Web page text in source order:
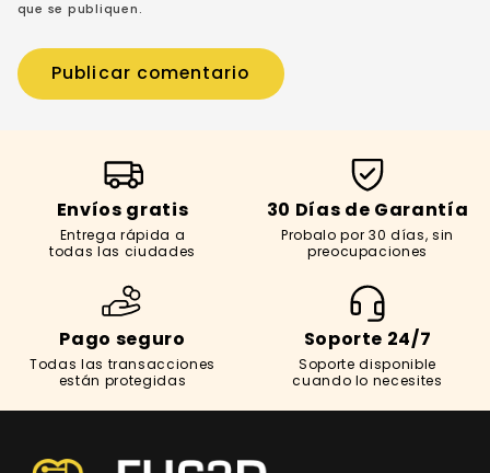
que se publiquen.
Envíos gratis
Entrega rápida a
todas las ciudades
30 Días de Garantía
Probalo por 30 días, sin
preocupaciones
Pago seguro
Todas las transacciones
están protegidas
Soporte 24/7
Soporte disponible
cuando lo necesites